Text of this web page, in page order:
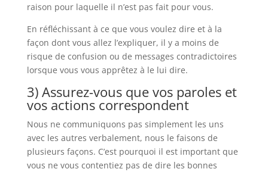
raison pour laquelle il n’est pas fait pour vous.
En réfléchissant à ce que vous voulez dire et à la
façon dont vous allez l’expliquer, il y a moins de
risque de confusion ou de messages contradictoires
lorsque vous vous apprêtez à le lui dire.
3) Assurez-vous que vos paroles et
vos actions correspondent
Nous ne communiquons pas simplement les uns
avec les autres verbalement, nous le faisons de
plusieurs façons. C’est pourquoi il est important que
vous ne vous contentiez pas de dire les bonnes